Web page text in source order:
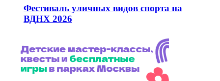
Фестиваль уличных видов спорта на
ВДНХ 2026